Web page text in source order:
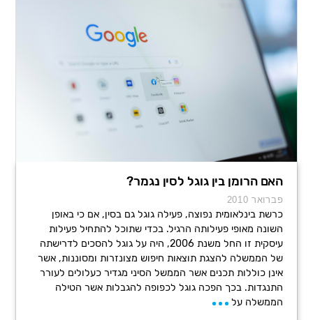
האם הרומן בין גוגל לסין נגמר?
פברואר 2010
כרשת בינלאומית נפוצה, פעילה גוגל גם בסין, אם כי באופן
השונה מאופי פעילותה הרגיל. בכדי שתוכל להתחיל פעילות
עיסקית זו החל משנת 2006, היה על גוגל להסכים לדרישתה
של הממשלה להצגת תוצאות חיפוש מצונזרות ומסוננות, אשר
אינן כוללות תכנים אשר הממשל הסיני מגדיר כעלולים לעורר
התנגדות. בכך הפכה גוגל לכפופה להגבלות אשר הטילה
הממשלה על